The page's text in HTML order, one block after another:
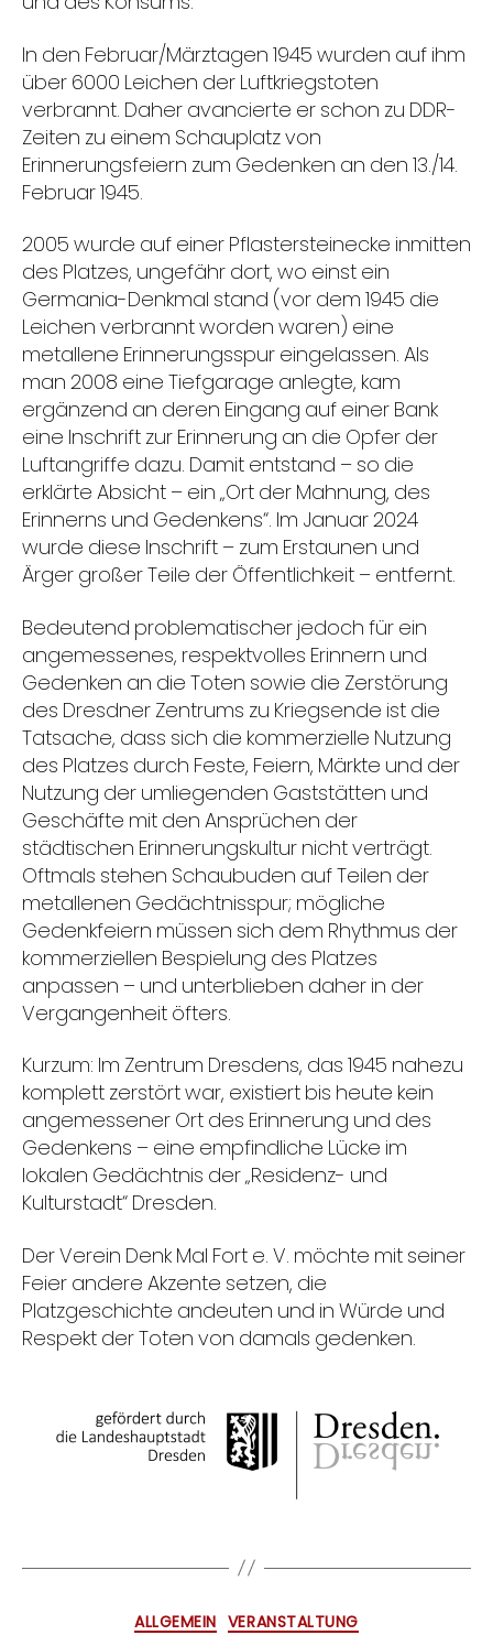
In den Februar/Märztagen 1945 wurden auf ihm
über 6000 Leichen der Luftkriegstoten
verbrannt. Daher avancierte er schon zu DDR-
Zeiten zu einem Schauplatz von
Erinnerungsfeiern zum Gedenken an den 13./14.
Februar 1945.
2005 wurde auf einer Pflastersteinecke inmitten
des Platzes, ungefähr dort, wo einst ein
Germania-Denkmal stand (vor dem 1945 die
Leichen verbrannt worden waren) eine
metallene Erinnerungsspur eingelassen. Als
man 2008 eine Tiefgarage anlegte, kam
ergänzend an deren Eingang auf einer Bank
eine Inschrift zur Erinnerung an die Opfer der
Luftangriffe dazu. Damit entstand – so die
erklärte Absicht – ein „Ort der Mahnung, des
Erinnerns und Gedenkens“. Im Januar 2024
wurde diese Inschrift – zum Erstaunen und
Ärger großer Teile der Öffentlichkeit – entfernt.
Bedeutend problematischer jedoch für ein
angemessenes, respektvolles Erinnern und
Gedenken an die Toten sowie die Zerstörung
des Dresdner Zentrums zu Kriegsende ist die
Tatsache, dass sich die kommerzielle Nutzung
des Platzes durch Feste, Feiern, Märkte und der
Nutzung der umliegenden Gaststätten und
Geschäfte mit den Ansprüchen der
städtischen Erinnerungskultur nicht verträgt.
Oftmals stehen Schaubuden auf Teilen der
metallenen Gedächtnisspur; mögliche
Gedenkfeiern müssen sich dem Rhythmus der
kommerziellen Bespielung des Platzes
anpassen – und unterblieben daher in der
Vergangenheit öfters.
Kurzum: Im Zentrum Dresdens, das 1945 nahezu
komplett zerstört war, existiert bis heute kein
angemessener Ort des Erinnerung und des
Gedenkens – eine empfindliche Lücke im
lokalen Gedächtnis der „Residenz- und
Kulturstadt“ Dresden.
Der Verein Denk Mal Fort e. V. möchte mit seiner
Feier andere Akzente setzen, die
Platzgeschichte andeuten und in Würde und
Respekt der Toten von damals gedenken.
Kategorien
ALLGEMEIN VERANSTALTUNG